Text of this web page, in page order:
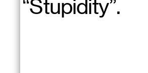
“Stupidity”.